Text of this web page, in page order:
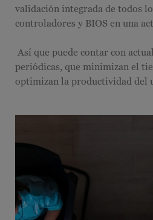
validación integrada de todos
controladores y BIOS en una
Así que puede contar con
periódicas, que minimizan el
optimizan la productividad del